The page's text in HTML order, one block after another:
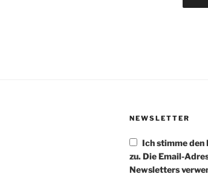
NEWSLETTER
Ich stimme den
zu. Die Email-
Newsletters